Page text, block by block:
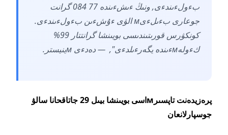
بءولءىندءى, ونىڭ ءىشءىندە 77 084 گرانت
جوعارى بءىلءىм الۋى ءۇشءىن بءولءىندءى.
كونكۋرس قورىتىندىسى بويىنشا گرانتتار 99%
كءولەмءىندە يگەرءىلدءى", — دەدءى мينيستر.
پرەزيدەنت تاپسىرмاسى بويىنشا بيىل 29 جاتاقحانا سالۋ
جوسپارلانعان